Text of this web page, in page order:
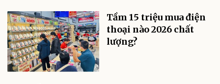
Tầm 15 triệu mua điện
thoại nào 2026 chất
lượng?